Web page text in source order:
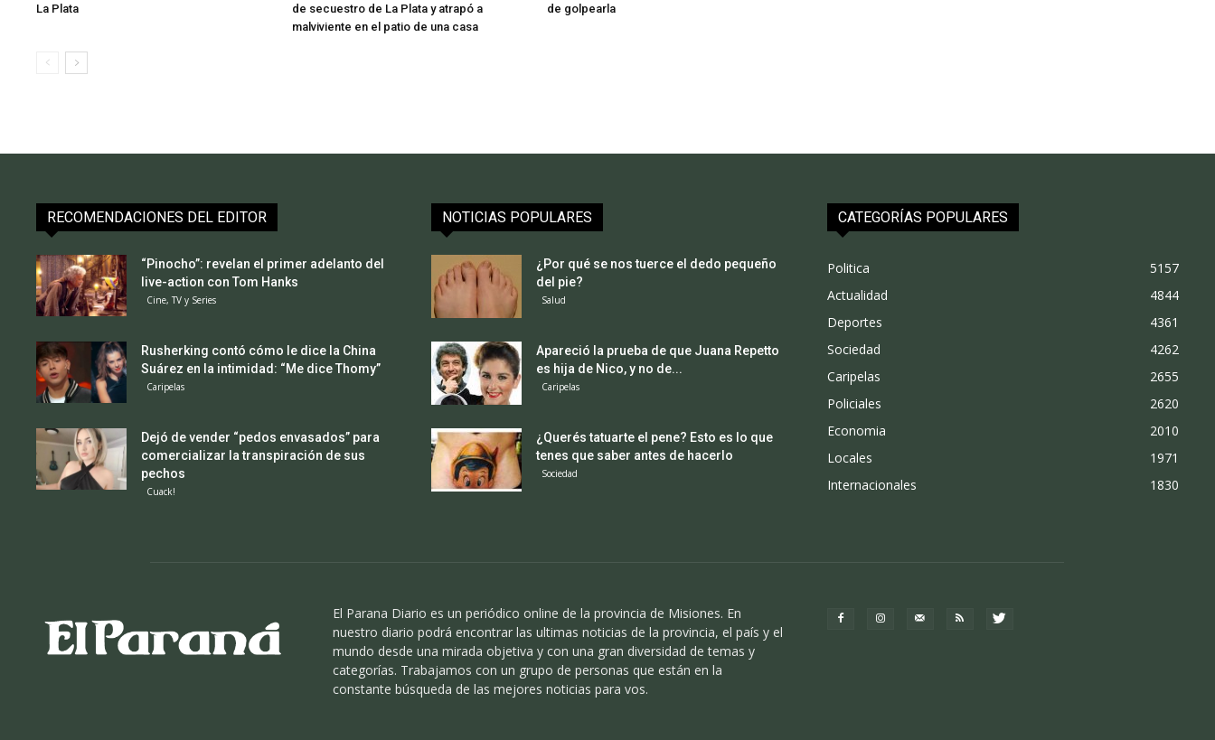
La Plata
de secuestro de La Plata y atrapó a
malviviente en el patio de una casa
de golpearla
RECOMENDACIONES DEL EDITOR
“Pinocho”: revelan el primer adelanto del
live-action con Tom Hanks
Cine, TV y Series
Rusherking contó cómo le dice la China
Suárez en la intimidad: “Me dice Thomy”
Caripelas
Dejó de vender “pedos envasados” para
comercializar la transpiración de sus
pechos
Cuack!
NOTICIAS POPULARES
¿Por qué se nos tuerce el dedo pequeño
del pie?
Salud
Apareció la prueba de que Juana Repetto
es hija de Nico, y no de...
Caripelas
¿Querés tatuarte el pene? Esto es lo que
tenes que saber antes de hacerlo
Sociedad
CATEGORÍAS POPULARES
Politica
5157
Actualidad
4844
Deportes
4361
Sociedad
4262
Caripelas
2655
Policiales
2620
Economia
2010
Locales
1971
Internacionales
1830
El Parana Diario es un periódico online de la provincia de Misiones. En
nuestro diario podrá encontrar las ultimas noticias de la provincia, el país y el
mundo desde una mirada objetiva y con una gran diversidad de temas y
categorías. Trabajamos con un grupo de personas que están en la
constante búsqueda de las mejores noticias para vos.